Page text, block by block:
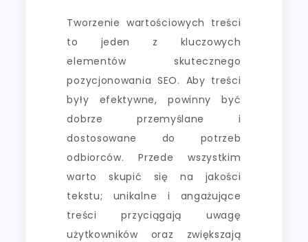
Tworzenie wartościowych treści
to jeden z kluczowych
elementów skutecznego
pozycjonowania SEO. Aby treści
były efektywne, powinny być
dobrze przemyślane i
dostosowane do potrzeb
odbiorców. Przede wszystkim
warto skupić się na jakości
tekstu; unikalne i angażujące
treści przyciągają uwagę
użytkowników oraz zwiększają